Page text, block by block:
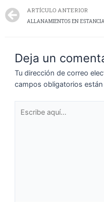
ARTÍCULO ANTERIOR
Deja un
Tu dirección de correo
campos obligatorios